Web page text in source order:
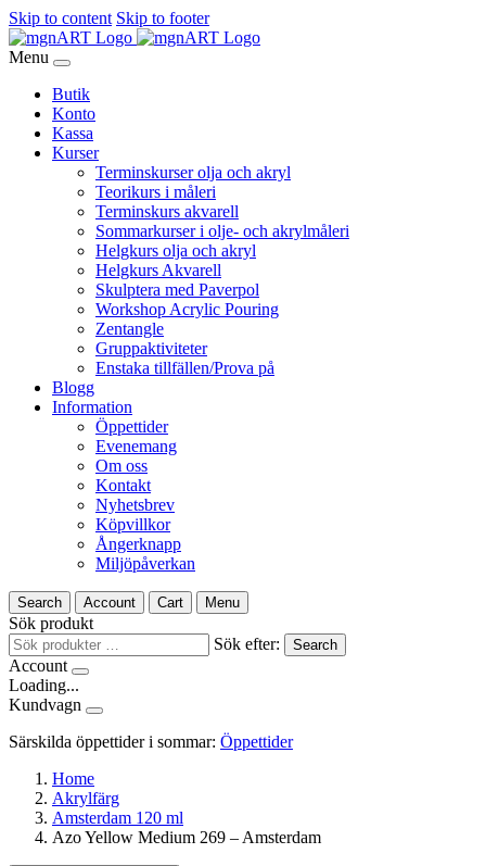
Skip to content Skip to footer
Menu
Butik
Konto
Kassa
Kurser
Terminskurser olja och akryl
Teorikurs i måleri
Terminskurs akvarell
Sommarkurser i olje- och akrylmåleri
Helgkurs olja och akryl
Helgkurs Akvarell
Skulptera med Paverpol
Workshop Acrylic Pouring
Zentangle
Gruppaktiviteter
Enstaka tillfällen/Prova på
Blogg
Information
Öppettider
Evenemang
Om oss
Kontakt
Nyhetsbrev
Köpvillkor
Ångerknapp
Miljöpåverkan
Search Account Cart Menu
Sök produkt
Sök efter:
Search
Account
Loading...
Kundvagn
Särskilda öppettider i sommar: Öppettider
Home
Akrylfärg
Amsterdam 120 ml
Azo Yellow Medium 269 – Amsterdam